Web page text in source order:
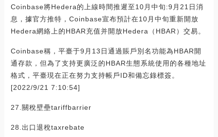
Coinbase將Hedera的上線時間推遲至10月中旬:9月21日消
息，據官方推特，Coinbase宣布預計在10月中旬重新開放
Hedera網絡上的HBAR充值并開放Hedera（HBAR）交易。
Coinbase稱，平臺于9月13日通過賬戶別名功能為HBAR開
通存款，但為了支持更廣泛的HBAR生態系統使用的各種地址
格式，平臺現在正在努力支持帳戶ID和備忘錄標簽。
[2022/9/21 7:10:54]
27.關稅壁壘tariffbarrier
28.出口退稅taxrebate